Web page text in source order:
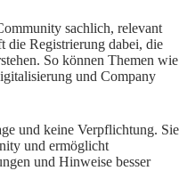
sachlich, relevant
die Registrierung dabei, die
So können Themen wie
und Company
und keine Verpflichtung. Sie
und ermöglicht
und Hinweise besser